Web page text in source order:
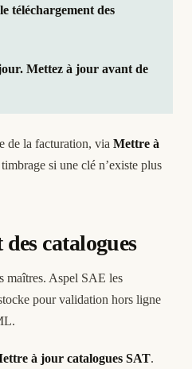
téléchargement des
Mettez à jour avant de
de la facturation, via Mettre à
si une clé n’existe plus
catalogues
maîtres. Aspel SAE les
pour validation hors ligne
à jour catalogues SAT.